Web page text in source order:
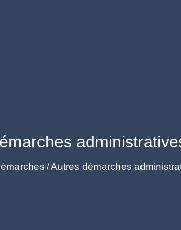
/Autres démarches